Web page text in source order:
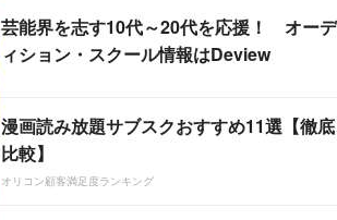
芸能界を志す10代～20代を応援！ オーデ
ィション・スクール情報はDeview
漫画読み放題サブスクおすすめ11選【徹底
比較】
オリコン顧客満足度ランキング